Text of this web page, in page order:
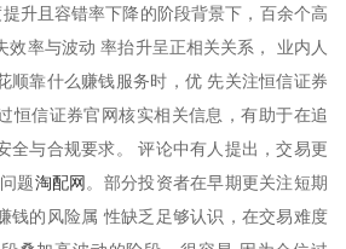
升且容错率下降的阶段背景下，百余个高
效率与波动 率抬升呈正相关关系， 业内人
顺靠什么赚钱服务时，优 先关注恒信证券
恒信证券官网核实相关信息，有助于在追
全与合规要求。 评论中有人提出，交易更
题淘配网。部分投资者在早期更关注短期
钱的风险属 性缺乏足够认识，在交易难度